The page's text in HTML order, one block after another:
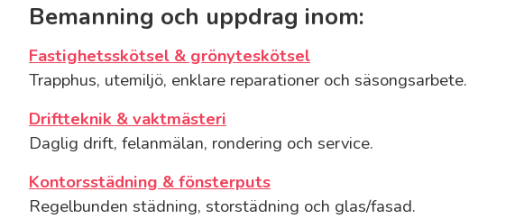
Bemanning och uppdrag inom:
Fastighetsskötsel & grönyteskötsel
Trapphus, utemiljö, enklare reparationer och säsongsarbete.
Driftteknik & vaktmästeri
Daglig drift, felanmälan, rondering och service.
Kontorsstädning & fönsterputs
Regelbunden städning, storstädning och glas/fasad.